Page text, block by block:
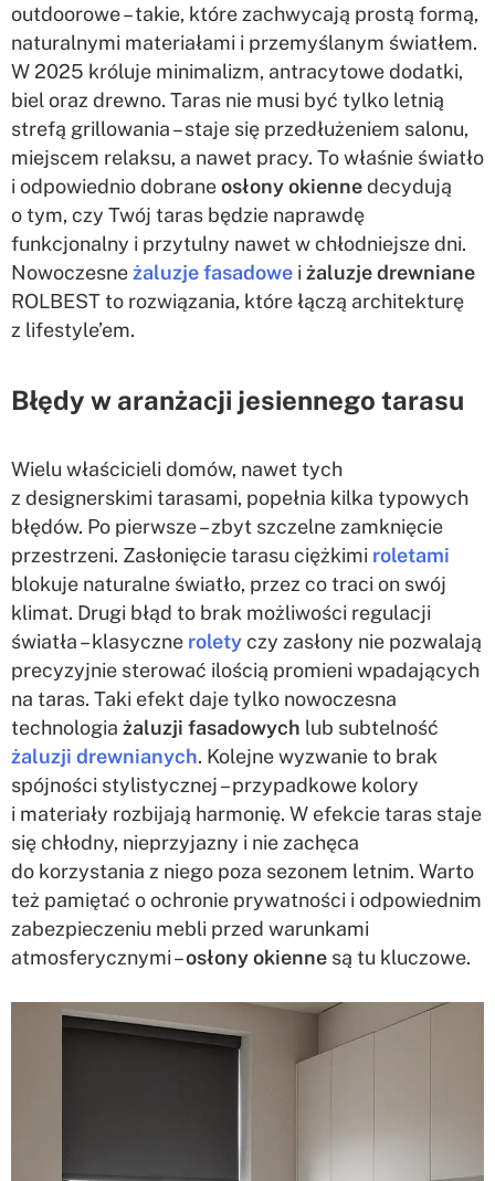
outdoorowe – takie, które zachwycają prostą formą,
naturalnymi materiałami i przemyślanym światłem.
W 2025 króluje minimalizm, antracytowe dodatki,
biel oraz drewno. Taras nie musi być tylko letnią
strefą grillowania – staje się przedłużeniem salonu,
miejscem relaksu, a nawet pracy. To właśnie światło
i odpowiednio dobraneosłony okiennedecydują
o tym, czy Twój taras będzie naprawdę
funkcjonalny i przytulny nawet w chłodniejsze dni.
Nowoczesneżaluzje fasadowe i żaluzje drewniane
ROLBEST to rozwiązania, które łączą architekturę
z lifestyle’em.
Błędy w aranżacji jesiennego tarasu
Wielu właścicieli domów, nawet tych
z designerskimi tarasami, popełnia kilka typowych
błędów. Po pierwsze – zbyt szczelne zamknięcie
przestrzeni. Zasłonięcie tarasu ciężkimi roletami
blokuje naturalne światło, przez co traci on swój
klimat. Drugi błąd to brak możliwości regulacji
światła – klasyczne roletyczy zasłony nie pozwalają
precyzyjnie sterować ilością promieni wpadających
na taras. Taki efekt daje tylko nowoczesna
technologia żaluzji fasadowych lub subtelność
żaluzji drewnianych. Kolejne wyzwanie to brak
spójności stylistycznej – przypadkowe kolory
i materiały rozbijają harmonię. W efekcie taras staje
się chłodny, nieprzyjazny i nie zachęca
do korzystania z niego poza sezonem letnim. Warto
też pamiętać o ochronie prywatności i odpowiednim
zabezpieczeniu mebli przed warunkami
atmosferycznymi –osłony okienne są tu kluczowe.